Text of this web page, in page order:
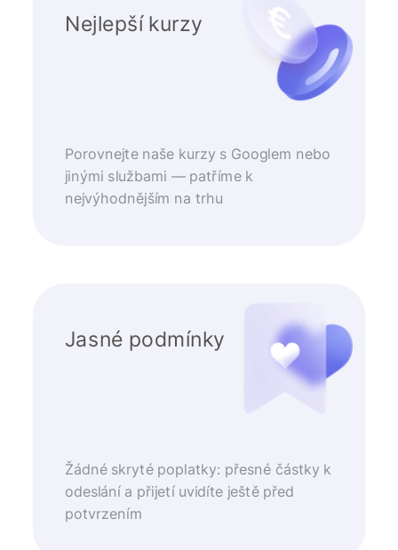
Nejlepší kurzy
Porovnejte naše kurzy s Googlem nebo
jinými službami — patříme k
nejvýhodnějším na trhu
Jasné podmínky
Žádné skryté poplatky: přesné částky k
odeslání a přijetí uvidíte ještě před
potvrzením